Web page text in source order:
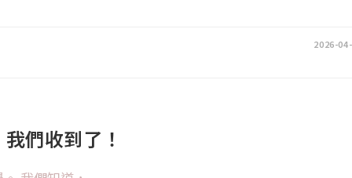
2026-
們收到了！